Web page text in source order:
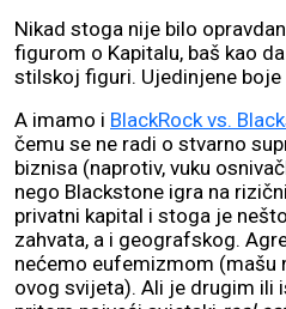
Nikad stoga nije bilo
figurom o Kapitalu, baš kao
stilskoj figuri. Ujedinjene boje
A imamo i BlackRock vs.
čemu se ne radi o stvarno
biznisa (naprotiv, vuku
nego Blackstone igra na
privatni kapital i stoga je
zahvata, a i geografskog.
nećemo eufemizmom (mašu
ovog svijeta). Ali je drugim ili